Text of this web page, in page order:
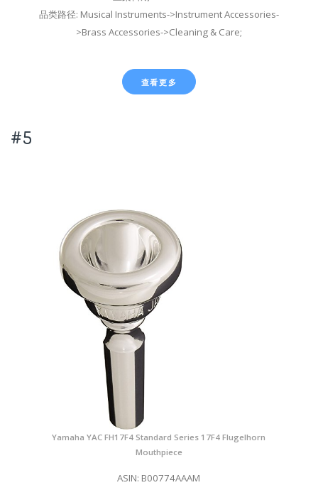
品类路径: Musical Instruments->Instrument Accessories-
>Brass Accessories->Cleaning & Care;
查看更多
#5
Yamaha YAC FH17F4 Standard Series 17F4 Flugelhorn
Mouthpiece
ASIN: B00774AAAM